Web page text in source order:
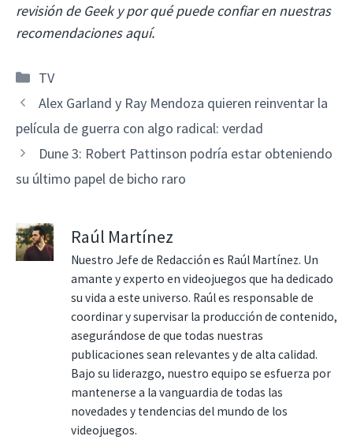
revisión de Geek y por qué puede confiar en nuestras
recomendaciones aquí.
Categorías
TV
Alex Garland y Ray Mendoza quieren reinventar la
película de guerra con algo radical: verdad
Dune 3: Robert Pattinson podría estar obteniendo
su último papel de bicho raro
Raúl Martínez
Nuestro Jefe de Redacción es Raúl Martínez. Un
amante y experto en videojuegos que ha dedicado
su vida a este universo. Raúl es responsable de
coordinar y supervisar la producción de contenido,
asegurándose de que todas nuestras
publicaciones sean relevantes y de alta calidad.
Bajo su liderazgo, nuestro equipo se esfuerza por
mantenerse a la vanguardia de todas las
novedades y tendencias del mundo de los
videojuegos.